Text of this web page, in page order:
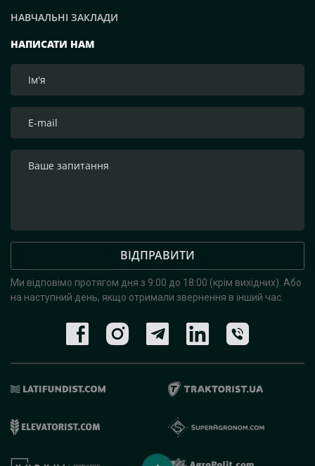
НАПИСАТИ НАМ
ВІДПРАВИТИ
Ми відповімо протягом дня з 9:00 до 18:00 (крім вихідних). Або
на наступний день, якщо отримали звернення в інший час.
НАВЧАЛЬНІ ЗАКЛАДИ